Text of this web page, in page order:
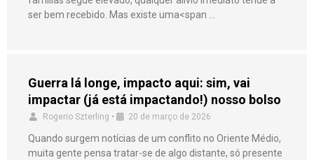
ser bem recebido. Mas existe uma<span …
Guerra lá longe, impacto aqui: sim, vai
impactar (já está impactando!) nosso bolso
Rogerio Szterling • 20 de março de 2026
Quando surgem notícias de um conflito no Oriente Médio,
muita gente pensa tratar-se de algo distante, só presente